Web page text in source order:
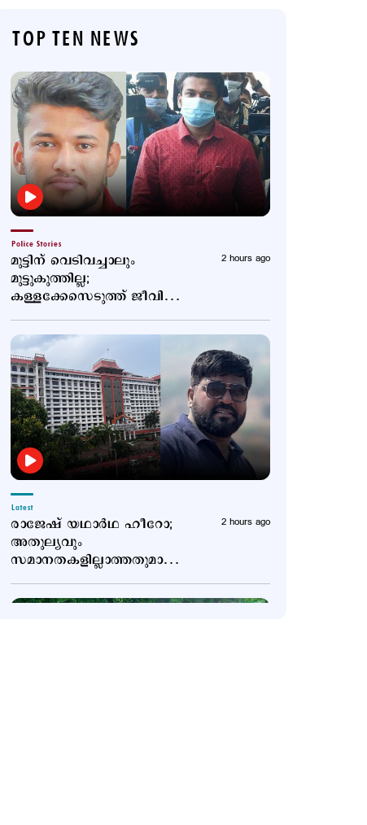
TOP TEN NEWS
Police Stories
മുട്ടിന് വെടിവച്ചാലും
മുട്ടുകുത്തില്ല;
കള്ളക്കേസെടുത്ത് ജീവിതം
പോസ്റ്റുമായി അര്‍ജുന്‍
2 hours ago
Latest
രാജേഷ് യഥാർഥ ഹീറോ;
അതുല്യവും
സമാനതകളില്ലാത്തതുമായ
2 hours ago